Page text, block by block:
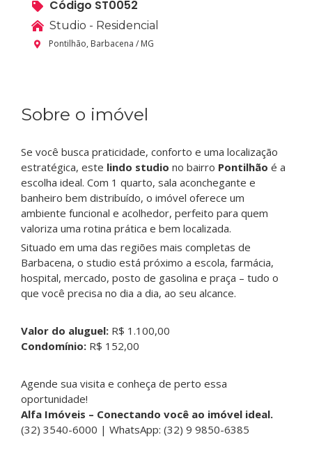
Código ST0052
Studio - Residencial
Pontilhão, Barbacena / MG
Sobre o imóvel
Se você busca praticidade, conforto e uma localização
estratégica, este lindo studio no bairro Pontilhão é a
escolha ideal. Com 1 quarto, sala aconchegante e
banheiro bem distribuído, o imóvel oferece um
ambiente funcional e acolhedor, perfeito para quem
valoriza uma rotina prática e bem localizada.
Situado em uma das regiões mais completas de
Barbacena, o studio está próximo a escola, farmácia,
hospital, mercado, posto de gasolina e praça – tudo o
que você precisa no dia a dia, ao seu alcance.
Valor do aluguel: R$ 1.100,00
Condomínio: R$ 152,00
Agende sua visita e conheça de perto essa
oportunidade!
Alfa Imóveis – Conectando você ao imóvel ideal.
(32) 3540-6000 | WhatsApp: (32) 9 9850-6385